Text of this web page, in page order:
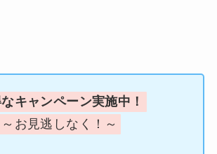
キャンペーン実施中！
～お見逃しなく！～